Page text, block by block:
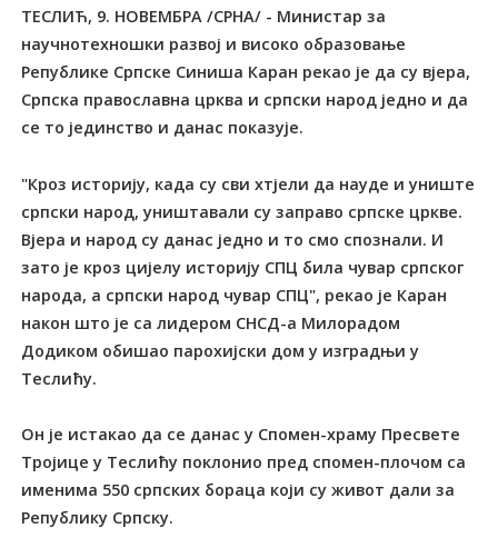
ТЕСЛИЋ, 9. НОВЕМБРА /СРНА/ - Министар за
научнотехношки развој и високо образовање
Републике Српске Синиша Каран рекао је да су вјера,
Српска православна црква и српски народ једно и да
се то јединство и данас показује.
"Кроз историју, када су сви хтјели да науде и униште
српски народ, уништавали су заправо српске цркве.
Вјера и народ су данас једно и то смо спознали. И
зато је кроз цијелу историју СПЦ била чувар српског
народа, а српски народ чувар СПЦ", рекао је Каран
након што је са лидером СНСД-а Милорадом
Додиком обишао парохијски дом у изградњи у
Теслићу.
Он је истакао да се данас у Спомен-храму Пресвете
Тројице у Теслићу поклонио пред спомен-плочом са
именима 550 српских бораца који су живот дали за
Републику Српску.